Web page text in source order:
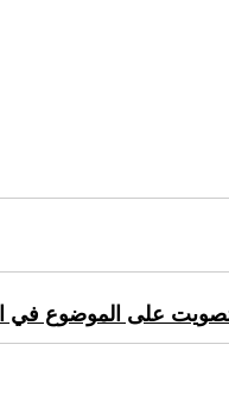
على الموضوع في